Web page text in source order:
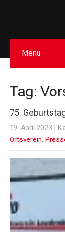
Menu
Tag:
75. Geburtstag
19. April 2023 |
Ortsverein,